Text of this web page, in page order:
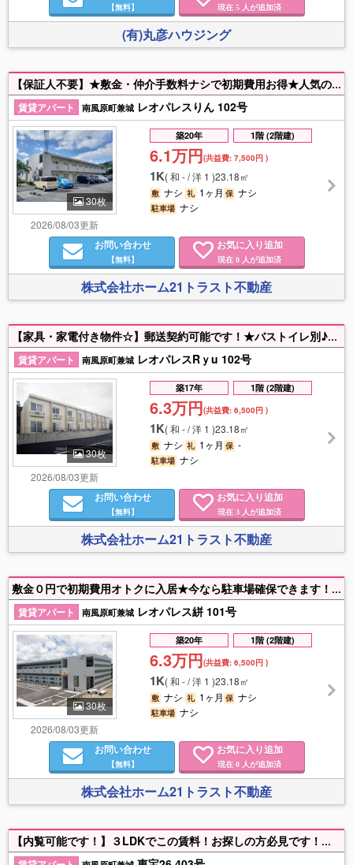
【無料】 現在 5 人が追加済
(有)丸彦ハウジング
【保証人不要】★敷金・仲介手数料ナシで初期費用お得★人気の家具家電付きなので新生活スタートがスムーズ★室内洗濯機置場★バス・トイレ別★土・祝日案内可★気になった方は、ぜひお気軽にお問い合わせください！
賃貸アパート
南風原町兼城 レオパレスりん 102号
30枚
2026/08/03更新
築20年 1階 (2階建)
6.1万円(共益費:7,500円 )
1K(和 - / 洋 1 )23.18㎡
敷 ナシ 礼 1ヶ月保 ナシ
駐車場 ナシ
お問い合わせ
【無料】
お気に入り追加
現在 0 人が追加済
株式会社ホーム21トラスト不動産
【家具・家電付き物件☆】郵送契約可能です！★バストイレ別♪★モニター付きインターホンで安心★住みやすい南風原町兼城での物件★静かな住宅街なので、住みやすいですね！！★気になった方は、お気軽にお問合せ下さい！！
賃貸アパート
南風原町兼城 レオパレスRｙu 102号
30枚
2026/08/03更新
築17年 1階 (2階建)
6.3万円(共益費:6,500円 )
1K(和 - / 洋 1 )23.18㎡
敷 ナシ 礼 1ヶ月保 -
駐車場 ナシ
お問い合わせ
【無料】
お気に入り追加
現在 3 人が追加済
株式会社ホーム21トラスト不動産
敷金０円で初期費用オトクに入居★今なら駐車場確保できます！人気エリア南風原で一人暮らししたい方！家具・家電付きで入退去スムーズ♪お急ぎください！★お問い合わせはホーム21トラスト不動産まで♪
賃貸アパート
南風原町兼城 レオパレス絣 101号
30枚
2026/08/03更新
築20年 1階 (2階建)
6.3万円(共益費:6,500円 )
1K(和 - / 洋 1 )23.18㎡
敷 ナシ 礼 1ヶ月保 ナシ
駐車場 ナシ
お問い合わせ
【無料】
お気に入り追加
現在 0 人が追加済
株式会社ホーム21トラスト不動産
【内覧可能です！】３LDKでこの賃料！お探しの方必見です！屋根付き駐車場☆乗用車OK☆角部屋☆法人契約可能☆兼城十字路近くで交通アクセス良好☆生活便利なエリア☆お問い合わせはホーム21トラスト不動産へ